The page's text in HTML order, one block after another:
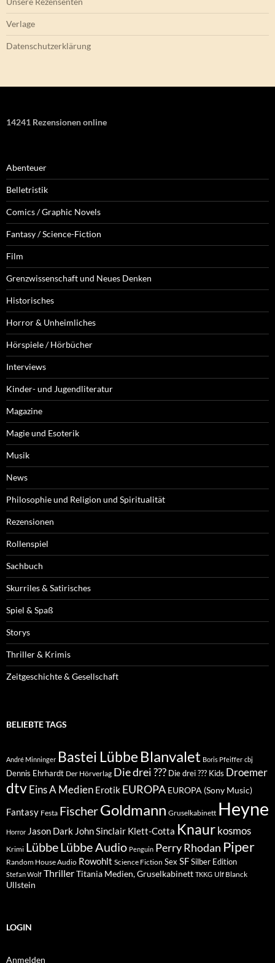
Verlage
Datenschutzerklärung
14241 Rezensionen online
Abenteuer
Belletristik
Comics / Graphic Novels
Fantasy / Science-Fiction
Film
Grenzwissenschaft und Neues Denken
Historisches
Horror & Unheimliches
Hörspiele / Hörbücher
Interviews
Kinder- und Jugendliteratur
Magazine
Magie und Esoterik
Musik
News
Philosophie und Religion und Spiritualität
Rezensionen
Rollenspiel
Sachbuch
Skurriles & Satirisches
Spiel & Spaß
Storys
Thriller & Krimis
Zeitgeschichte & Gesellschaft
BELIEBTE TAGS
André Minninger Bastei Lübbe Blanvalet Boris Pfeiffer cbj
Dennis Ehrhardt Der Hörverlag Die drei ??? Die drei ??? Kids Droemer
dtvEins A Medien Erotik EUROPA EUROPA (Sony Music)
Fantasy Festa FischerGoldmann Gruselkabinett Heyne
Horror Jason Dark John Sinclair Klett-Cotta Knaur kosmos
Krimi LübbeLübbe Audio Penguin Perry Rhodan Piper
Random House Audio Rowohlt Science Fiction Sex SFSilber Edition
Stefan Wolf ThrillerTitania Medien, Gruselkabinett TKKG Ulf Blanck
Ullstein
LOGIN
Anmelden